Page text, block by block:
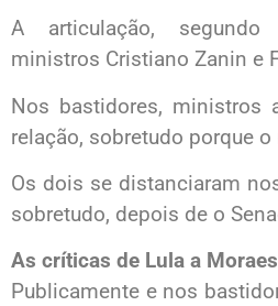
A articulação,
ministros Cristiano Zanin e
Nos bastidores, ministros
relação, sobretudo porque
Os dois se distanciaram
sobretudo, depois de o
As críticas de Lula a Moraes
Publicamente e nos